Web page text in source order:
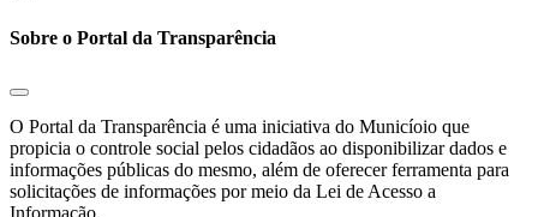
Sobre o Portal da Transparência
O Portal da Transparência é uma iniciativa do Municíoio que
propicia o controle social pelos cidadãos ao disponibilizar dados e
informações públicas do mesmo, além de oferecer ferramenta para
solicitações de informações por meio da Lei de Acesso a
Informação.